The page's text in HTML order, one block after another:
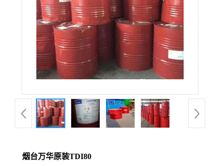
烟台万华原装TDI80